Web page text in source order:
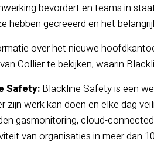
bevordert en teams in
hebben gecreëerd en het
over het nieuwe
Collier te bekijken, waarin
Safety: Blackline Safety is een
zijn werk kan doen en elke dag
gasmonitoring, cloud-
van organisaties in meer dan